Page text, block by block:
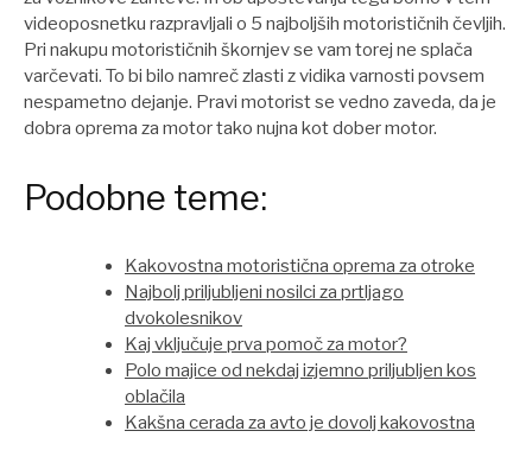
videoposnetku razpravljali o 5 najboljših motorističnih čevljih.
Pri nakupu motorističnih škornjev se vam torej ne splača
varčevati. To bi bilo namreč zlasti z vidika varnosti povsem
nespametno dejanje. Pravi motorist se vedno zaveda, da je
dobra oprema za motor tako nujna kot dober motor.
Podobne teme:
Kakovostna motoristična oprema za otroke
Najbolj priljubljeni nosilci za prtljago
dvokolesnikov
Kaj vključuje prva pomoč za motor?
Polo majice od nekdaj izjemno priljubljen kos
oblačila
Kakšna cerada za avto je dovolj kakovostna